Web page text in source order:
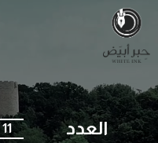
العدد 11 ابريل 2025